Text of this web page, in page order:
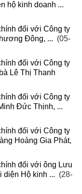
hộ kinh doanh ...
đối với Công ty
Đông, ... (05-
đối với Công ty
Lê Thị Thanh
đối với Công ty
Đức Thịnh, ...
đối với Công ty
Hoàng Gia Phát,
đối với ông Lưu
diện Hộ kinh ... (28-